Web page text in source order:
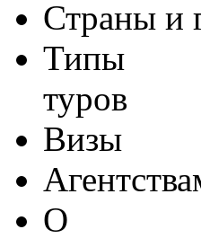
Страны и
Типы
туров
Визы
О